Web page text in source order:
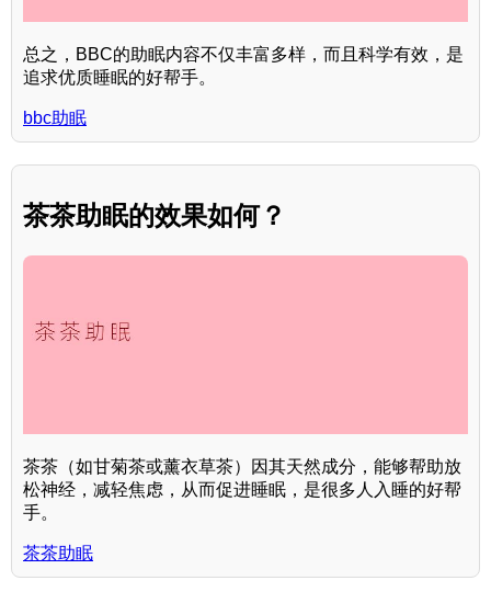
总之，BBC的助眠内容不仅丰富多样，而且科学有效，是
追求优质睡眠的好帮手。
bbc助眠
茶茶助眠的效果如何？
茶茶（如甘菊茶或薰衣草茶）因其天然成分，能够帮助放
松神经，减轻焦虑，从而促进睡眠，是很多人入睡的好帮
手。
茶茶助眠